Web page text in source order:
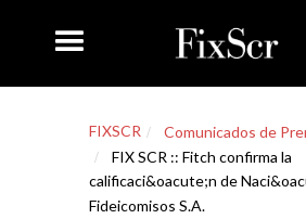
FIXSCR
Comunicados de
FIX SCR :: Fitch confirma la
calificaci&oacute;n de
Fideicomisos S.A.